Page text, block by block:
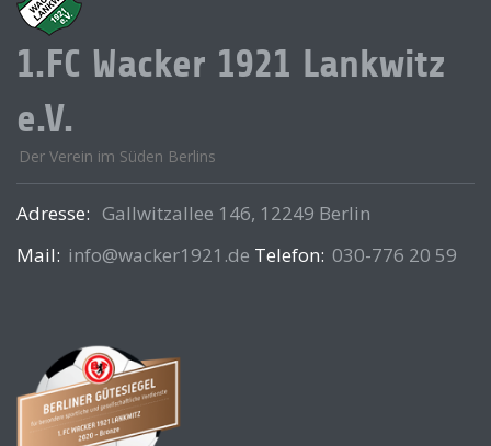
1.FC Wacker 1921 Lankwitz
e.V.
Der Verein im Süden Berlins
Adresse: Gallwitzallee 146, 12249 Berlin
Mail: info@wacker1921.de Telefon: 030-776 20 59